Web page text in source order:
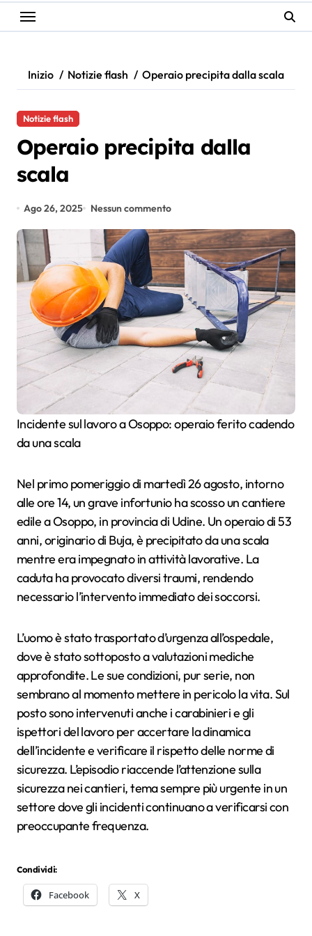
Inizio Notizie flash Operaio precipita dalla scala
Notizie flash
Operaio precipita dalla
scala
Ago 26, 2025 Nessun commento
Incidente sul lavoro a Osoppo: operaio ferito cadendo
da una scala
Nel primo pomeriggio di martedì 26 agosto, intorno
alle ore 14, un grave infortunio ha scosso un cantiere
edile a Osoppo, in provincia di Udine. Un operaio di 53
anni, originario di Buja, è precipitato da una scala
mentre era impegnato in attività lavorative. La
caduta ha provocato diversi traumi, rendendo
necessario l’intervento immediato dei soccorsi.
L’uomo è stato trasportato d’urgenza all’ospedale,
dove è stato sottoposto a valutazioni mediche
approfondite. Le sue condizioni, pur serie, non
sembrano al momento mettere in pericolo la vita. Sul
posto sono intervenuti anche i carabinieri e gli
ispettori del lavoro per accertare la dinamica
dell’incidente e verificare il rispetto delle norme di
sicurezza. L’episodio riaccende l’attenzione sulla
sicurezza nei cantieri, tema sempre più urgente in un
settore dove gli incidenti continuano a verificarsi con
preoccupante frequenza.
Condividi:
Facebook X